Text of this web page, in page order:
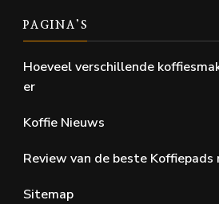
PAGINA’S
Hoeveel verschillende
er
Koffie Nieuws
Review van de beste Koffiepads
Sitemap